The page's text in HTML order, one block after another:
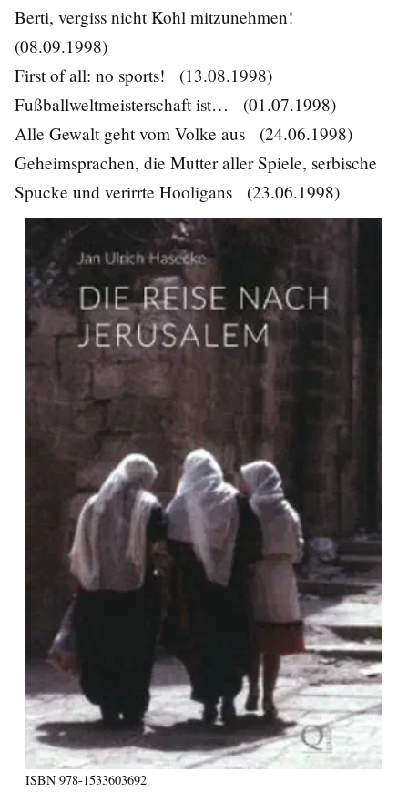
Berti, vergiss nicht Kohl mitzunehmen!
(08.09.1998)
First of all: no sports!
(13.08.1998)
Fußballweltmeisterschaft ist…
(01.07.1998)
Alle Gewalt geht vom Volke aus
(24.06.1998)
Geheimsprachen, die Mutter aller Spiele, serbische
Spucke und verirrte Hooligans
(23.06.1998)
ISBN 978-1533603692